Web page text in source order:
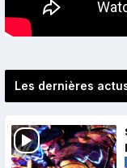
Les dernières